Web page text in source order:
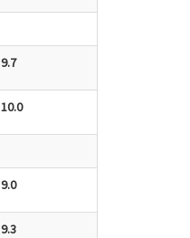
9.7
10.0
9.0
9.3